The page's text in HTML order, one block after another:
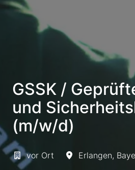
GSSK /
und
(m/w/d)
vor Ort Erlangen,